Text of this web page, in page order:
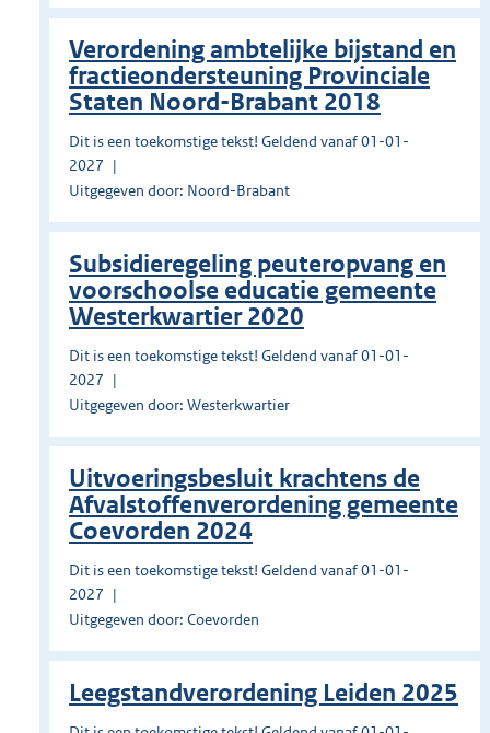
Verordening ambtelijke bijstand en
fractieondersteuning Provinciale
Staten Noord-Brabant 2018
Dit is een toekomstige tekst! Geldend vanaf 01-01-
2027
Uitgegeven door: Noord-Brabant
Subsidieregeling peuteropvang en
voorschoolse educatie gemeente
Westerkwartier 2020
Dit is een toekomstige tekst! Geldend vanaf 01-01-
2027
Uitgegeven door: Westerkwartier
Uitvoeringsbesluit krachtens de
Afvalstoffenverordening gemeente
Coevorden 2024
Dit is een toekomstige tekst! Geldend vanaf 01-01-
2027
Uitgegeven door: Coevorden
Leegstandverordening Leiden 2025